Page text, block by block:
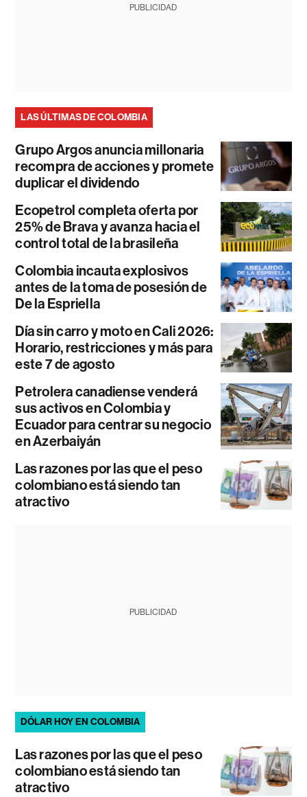
PUBLICIDAD
LAS ÚLTIMAS DE COLOMBIA
Grupo Argos anuncia millonaria
recompra de acciones y promete
duplicar el dividendo
Ecopetrol completa oferta por
25% de Brava y avanza hacia el
control total de la brasileña
Colombia incauta explosivos
antes de la toma de posesión de
De la Espriella
Día sin carro y moto en Cali 2026:
Horario, restricciones y más para
este 7 de agosto
Petrolera canadiense venderá
sus activos en Colombia y
Ecuador para centrar su negocio
en Azerbaiyán
Las razones por las que el peso
colombiano está siendo tan
atractivo
PUBLICIDAD
DÓLAR HOY EN COLOMBIA
Las razones por las que el peso
colombiano está siendo tan
atractivo